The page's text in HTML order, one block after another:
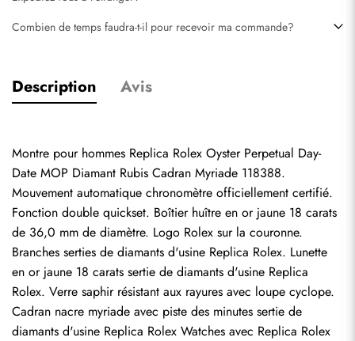
Combien de temps faudra-t-il pour recevoir ma commande?
Description Avis
Montre pour hommes Replica Rolex Oyster Perpetual Day-
Date MOP Diamant Rubis Cadran Myriade 118388.
Mouvement automatique chronomètre officiellement certifié.
Fonction double quickset. Boîtier huître en or jaune 18 carats
de 36,0 mm de diamètre. Logo Rolex sur la couronne.
Branches serties de diamants d'usine Replica Rolex. Lunette
en or jaune 18 carats sertie de diamants d'usine Replica
Rolex. Verre saphir résistant aux rayures avec loupe cyclope.
Cadran nacre myriade avec piste des minutes sertie de
diamants d'usine Replica Rolex Watches avec Replica Rolex